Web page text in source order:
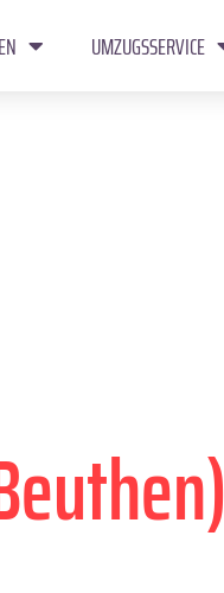
UMZUGSSERVICE